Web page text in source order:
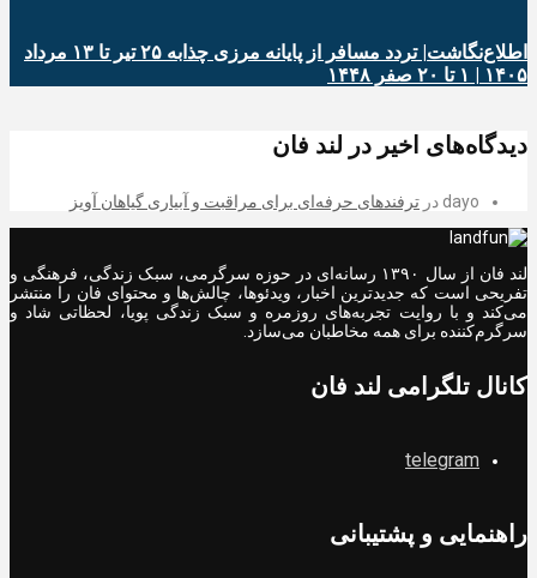
اطلاع‌نگاشت| تردد مسافر از پایانه‌ مرزی چذابه ۲۵ تیر تا ۱۳ مرداد
۱۴۰۵ | ۱ تا ۲۰ صفر ۱۴۴۸
دیدگاه‌های اخیر در لند فان
dayo در ترفندهای حرفه‌ای برای مراقبت و آبیاری گیاهان آویز
لند فان از سال ۱۳۹۰ رسانه‌ای در حوزه سرگرمی، سبک زندگی، فرهنگی و
تفریحی است که جدیدترین اخبار، ویدئوها، چالش‌ها و محتوای فان را منتشر
می‌کند و با روایت تجربه‌های روزمره و سبک زندگی پویا، لحظاتی شاد و
سرگرم‌کننده برای همه مخاطبان می‌سازد.
کانال تلگرامی لند فان
telegram
راهنمایی و پشتیبانی